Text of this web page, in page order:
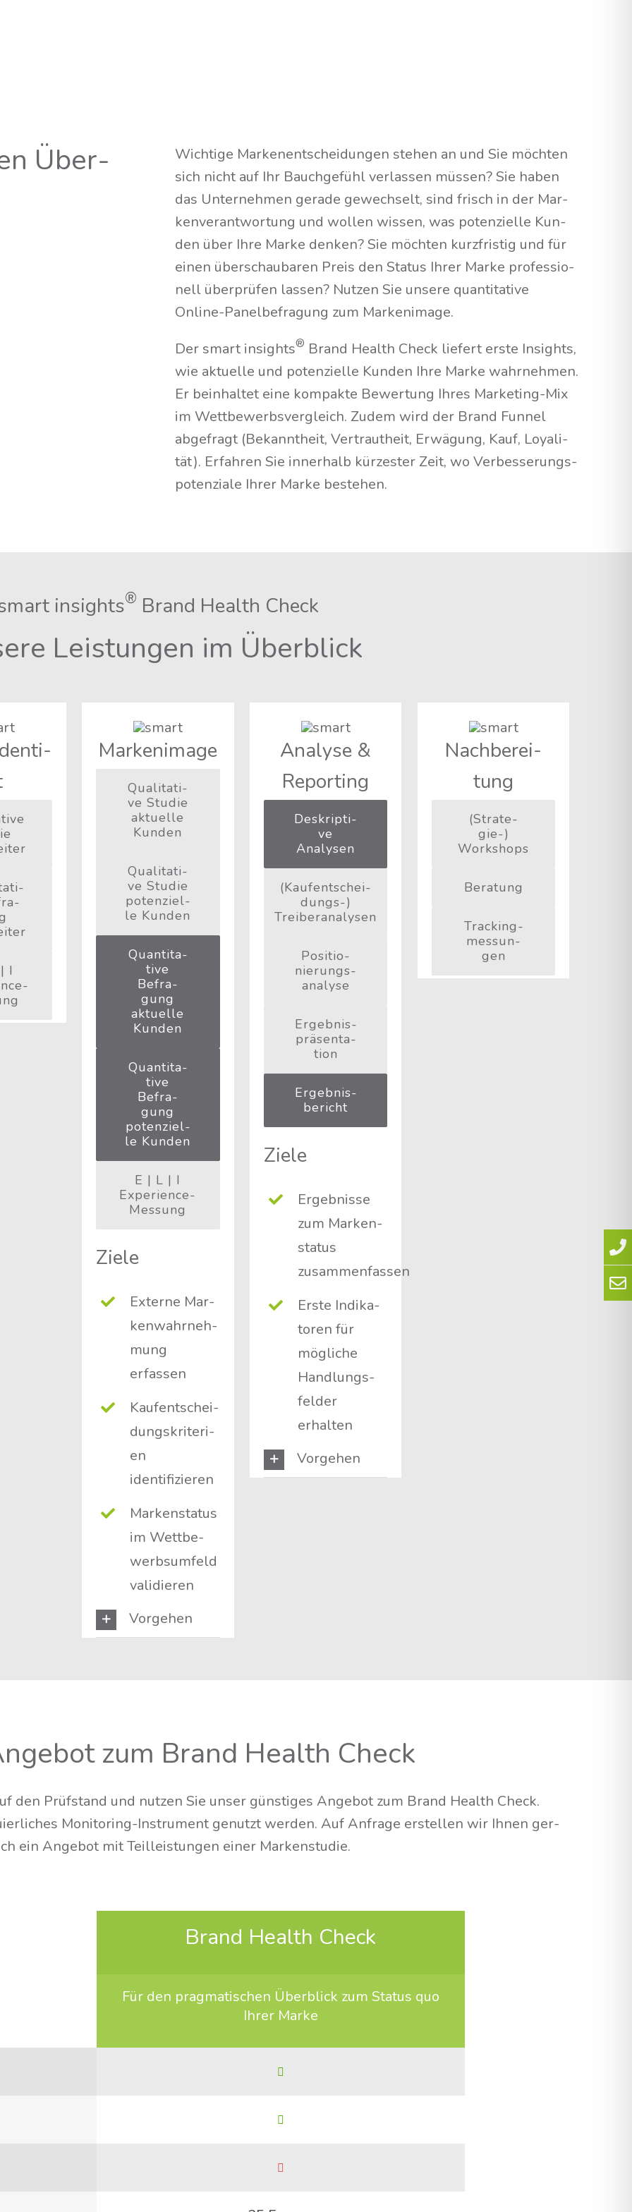
Über­
Wich­ti­ge Mar­ken­ent­schei­dun­gen ste­hen an und Sie möch­ten
sich nicht auf Ihr Bauch­ge­fühl ver­las­sen müs­sen? Sie haben
das Unter­neh­men gera­de gewech­selt, sind frisch in der Mar­
ken­ver­ant­wor­tung und wol­len wis­sen, was poten­zi­el­le Kun­
den über Ihre Mar­ke den­ken? Sie möch­ten kurz­fris­tig und für
einen über­schau­ba­ren Preis den Sta­tus Ihrer Mar­ke pro­fes­sio­
nell über­prü­fen las­sen? Nut­zen Sie unse­re quan­ti­ta­ti­ve
Online-Panel­be­fra­gung zum Markenimage.
Der smart insights® Brand Health Check lie­fert ers­te Insights,
wie aktu­el­le und poten­zi­el­le Kun­den Ihre Mar­ke wahr­neh­men.
Er beinhal­tet eine kom­pak­te Bewer­tung Ihres Mar­ke­ting-Mix
im Wett­be­werbs­ver­gleich. Zudem wird der Brand Fun­nel
abge­fragt (Bekannt­heit, Ver­traut­heit, Erwä­gung, Kauf, Loya­li­
tät). Erfah­ren Sie inner­halb kür­zes­ter Zeit, wo Ver­bes­se­rungs­
po­ten­zia­le Ihrer Mar­ke bestehen.
insights® Brand Health Check
Leis­tun­gen im Überblick
I
Mar­ken­image
Qua­li­ta­ti­
ve Stu­die
aktu­el­le
Kunden
Qua­li­ta­ti­
ve Stu­die
poten­zi­el­
le Kunden
Quan­ti­ta­
ti­ve
Befra­
gung
aktu­el­le
Kunden
Quan­ti­ta­
ti­ve
Befra­
gung
poten­zi­el­
le Kunden
E | L | I
Experience-
Messung
Zie­le
Exter­ne Mar­
ken­wahr­neh­
mung
erfassen
Kauf­ent­schei­
dungs­kri­te­ri­
en
identifizieren
Mar­ken­sta­tus
im Wett­be­
werbs­um­feld
validieren
Vor­ge­hen
Ana­ly­se &
Reporting
Deskrip­ti­
ve
Analysen
(Kauf­ent­schei­
dungs-)
Treiberanalysen
Posi­tio­
nie­rungs­
ana­ly­se
Ergeb­nis­
prä­sen­ta­
ti­on
Ergeb­nis­
be­richt
Zie­le
Ergeb­nis­se
zum Mar­ken­
sta­tus
zusammenfassen
Ers­te Indi­ka­
to­ren für
mög­li­che
Hand­lungs­
fel­der
erhalten
Vor­ge­hen
Nach­be­rei­
tung
(Stra­te­
gie-)
Workshops
Bera­tung
Track­ing­
mes­sun­
gen
zum Brand Health Check
den Prüf­stand und nut­zen Sie unser güns­ti­ges Ange­bot zum Brand Health Check.
Moni­to­ring-Instru­ment genutzt wer­den. Auf Anfra­ge erstel­len wir Ihnen ger­
ein Ange­bot mit Teil­leis­tun­gen einer Markenstudie.
Brand Health Check
Für den prag­ma­ti­schen Über­blick zum Sta­tus quo
Ihrer Marke